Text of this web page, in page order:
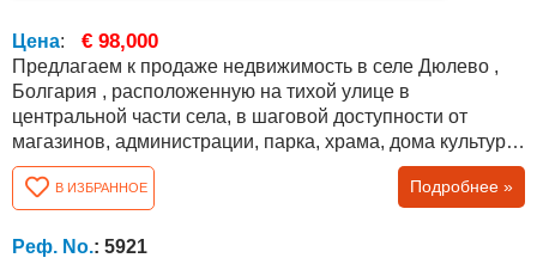
Цена: € 98,000
Предлагаем к продаже недвижимость в селе Дюлево ,
Болгария , расположенную на тихой улице в
центральной части села, в шаговой доступности от
магазинов, администрации, парка, храма, дома культуры
и кафе. До села ведут два разных дороги, оба в
отличном состоянии. Дом двухэтажный, общей
площадью 120 кв.м, с участком 1200 кв.м, ухоженным и
подходящим для сада, отдыха или дополнительной
В ИЗБРАННОЕ Подробнее »
Реф. No.: 5921